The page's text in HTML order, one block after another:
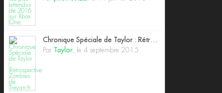
Chronique Spéciale de Taylor : Rétrospective Zombies de Treyarch
Par Taylor , le 4 septembre 2015